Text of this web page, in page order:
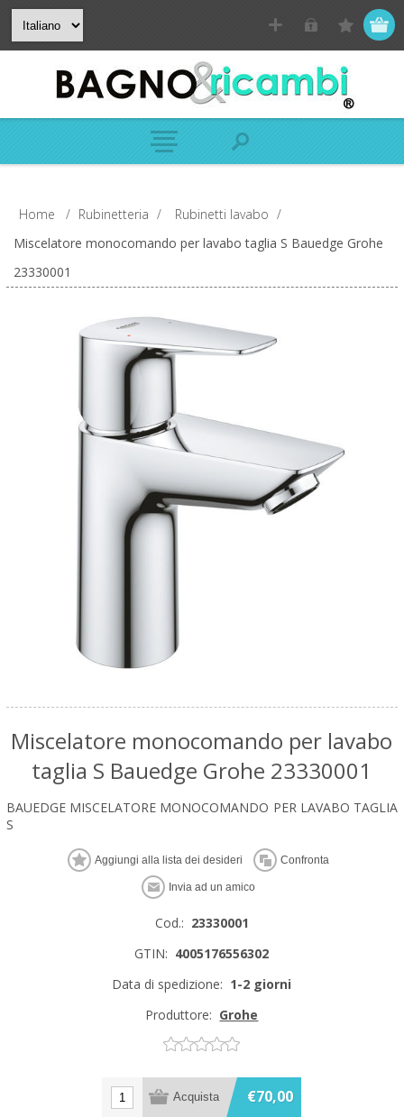
Home / Rubinetteria / Rubinetti lavabo /
Miscelatore monocomando per lavabo taglia S Bauedge Grohe
23330001
Miscelatore monocomando per lavabo
taglia S Bauedge Grohe 23330001
BAUEDGE MISCELATORE MONOCOMANDO PER LAVABO TAGLIA
S
Cod.: 23330001
GTIN: 4005176556302
Data di spedizione: 1-2 giorni
Produttore: Grohe
€70,00